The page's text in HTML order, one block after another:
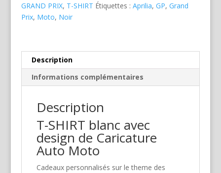
GRAND PRIX, T-SHIRT Étiquettes : Aprilia, GP, Grand
Prix, Moto, Noir
Description
Informations complémentaires
Description
T-SHIRT blanc avec
design de Caricature
Auto Moto
Cadeaux personnalisés sur le theme des